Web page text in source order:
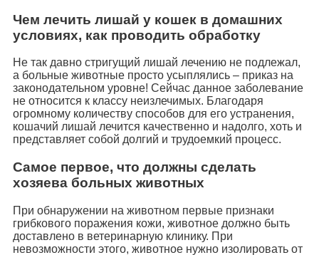
Чем лечить лишай у кошек в домашних
условиях, как проводить обработку
Не так давно стригущий лишай лечению не подлежал,
а больные животные просто усыплялись – приказ на
законодательном уровне! Сейчас данное заболевание
не относится к классу неизлечимых. Благодаря
огромному количеству способов для его устранения,
кошачий лишай лечится качественно и надолго, хоть и
представляет собой долгий и трудоемкий процесс.
Самое первое, что должны сделать
хозяева больных животных
При обнаружении на животном первые признаки
грибкового поражения кожи, животное должно быть
доставлено в ветеринарную клинику. При
невозможности этого, животное нужно изолировать от